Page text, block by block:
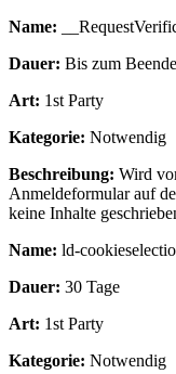
Name:
Dauer: Bis zum
Art: 1st Party
Kategorie: Notwendig
Beschreibung: Wird
Anmeldeformular auf
keine Inhalte
Name: ld-
Dauer: 30 Tage
Art: 1st Party
Kategorie: Notwendig